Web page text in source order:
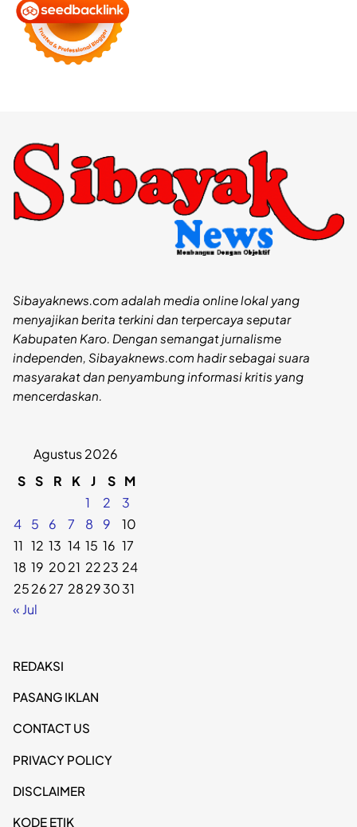
Sibayaknews.com adalah media online lokal yang
menyajikan berita terkini dan terpercaya seputar
Kabupaten Karo. Dengan semangat jurnalisme
independen, Sibayaknews.com hadir sebagai suara
masyarakat dan penyambung informasi kritis yang
mencerdaskan.
Agustus 2026
S S R K J S M
1
2
3
4
5 6 7 8 9
10
11 12 13 14 15 16 17
18 19 2021 2223 24
252627 28293031
« Jul
REDAKSI
PASANG IKLAN
CONTACT US
PRIVACY POLICY
DISCLAIMER
KODE ETIK